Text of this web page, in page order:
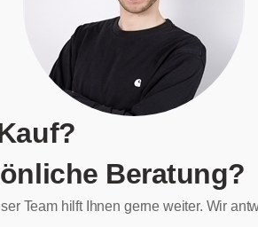
Beratung?
Team hilft Ihnen gerne weiter. Wir